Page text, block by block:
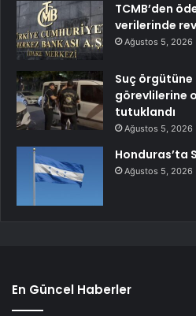
TCMB’den
verilerinde
Ağustos 5, 2026
Suç örgütüne
görevlilerine
tutuklandı
Ağustos 5, 2026
Honduras’ta
Ağustos 5, 2026
En Güncel Haberler